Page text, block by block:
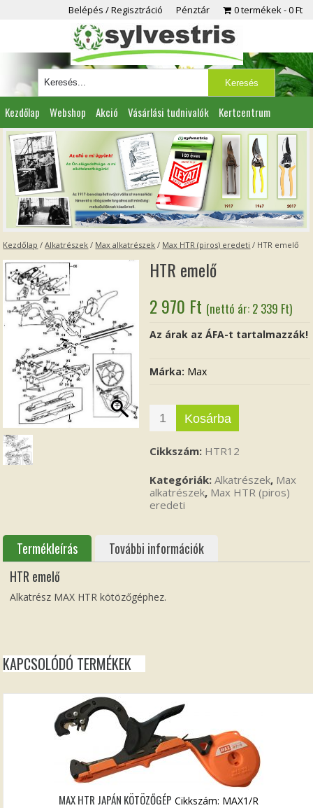
Belépés / Regisztráció Pénztár 0 termékek 0 Ft
Kezdőlap Webshop Akció Vásárlási tudnivalók Kertcentrum
Viszonteladóknak Partnereink Kapcsolat
Kezdőlap /Alkatrészek / Max alkatrészek / Max HTR (piros) eredeti / HTR emelő
HTR emelő
2 970 Ft (nettó ár: 2 339 Ft)
Az árak az ÁFA-t tartalmazzák!
Márka: Max
Kosárba
Cikkszám: HTR12
Kategóriák:Alkatrészek, Max
alkatrészek, Max HTR (piros)
eredeti
Termékleírás
További információk
HTR emelő
Alkatrész MAX HTR kötözőgéphez.
KAPCSOLÓDÓ TERMÉKEK
MAX HTR JAPÁN KÖTÖZŐGÉP Cikkszám: MAX1/R